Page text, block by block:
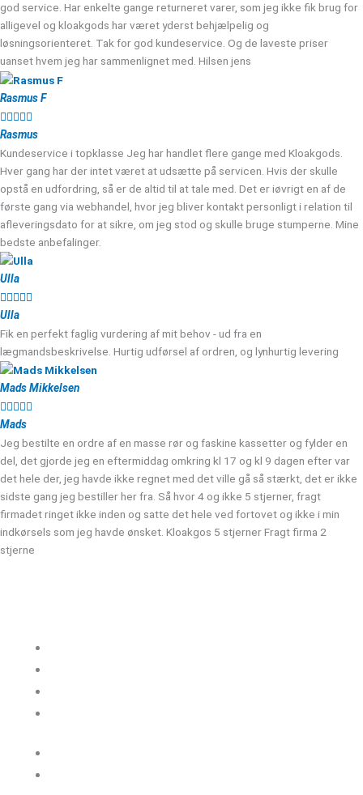
god service. Har enkelte gange returneret varer, som jeg ikke fik brug for
alligevel og kloakgods har været yderst behjælpelig og
løsningsorienteret. Tak for god kundeservice. Og de laveste priser
uanset hvem jeg har sammenlignet med. Hilsen jens
Rasmus F

Rasmus
Kundeservice i topklasse Jeg har handlet flere gange med Kloakgods.
Hver gang har der intet været at udsætte på servicen. Hvis der skulle
opstå en udfordring, så er de altid til at tale med. Det er iøvrigt en af de
første gang via webhandel, hvor jeg bliver kontakt personligt i relation til
afleveringsdato for at sikre, om jeg stod og skulle bruge stumperne. Mine
bedste anbefalinger.
Ulla

Ulla
Fik en perfekt faglig vurdering af mit behov - ud fra en
lægmandsbeskrivelse. Hurtig udførsel af ordren, og lynhurtig levering
Mads Mikkelsen

Mads
Jeg bestilte en ordre af en masse rør og faskine kassetter og fylder en
del, det gjorde jeg en eftermiddag omkring kl 17 og kl 9 dagen efter var
det hele der, jeg havde ikke regnet med det ville gå så stærkt, det er ikke
sidste gang jeg bestiller her fra. Så hvor 4 og ikke 5 stjerner, fragt
firmadet ringet ikke inden og satte det hele ved fortovet og ikke i min
indkørsels som jeg havde ønsket. Kloakgos 5 stjerner Fragt firma 2
stjerne